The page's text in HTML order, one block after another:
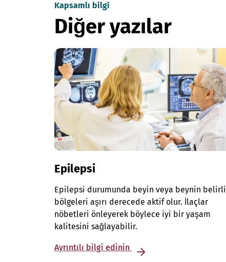
Kapsamlı bilgi
Diğer yazılar
Epilepsi
Epilepsi durumunda beyin veya beynin belirli
bölgeleri aşırı derecede aktif olur. İlaçlar
nöbetleri önleyerek böylece iyi bir yaşam
kalitesini sağlayabilir.
Ayrıntılı bilgi edinin